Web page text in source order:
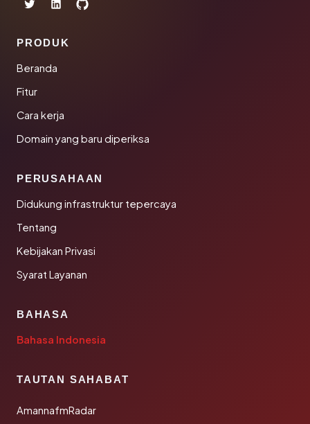
PRODUK
Beranda
Fitur
Cara kerja
Domain yang baru diperiksa
PERUSAHAAN
Didukung infrastruktur tepercaya
Tentang
Kebijakan Privasi
Syarat Layanan
BAHASA
Bahasa Indonesia
TAUTAN SAHABAT
AmannafmRadar